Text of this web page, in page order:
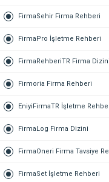
FirmaSehir Firma Rehberi
FirmaPro İşletme Rehberi
FirmaRehberiTR Firma Dizini
Firmoria Firma Rehberi
EniyiFirmaTR İşletme
FirmaLog Firma Dizini
FirmaOneri Firma Tavsiye
FirmaSet İşletme Rehberi